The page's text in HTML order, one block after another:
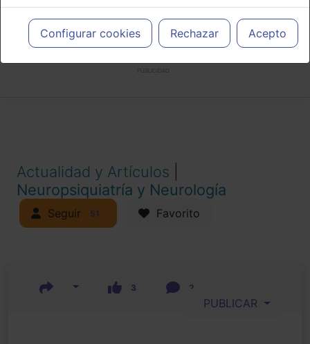
meramente informativo, siendo responsabilidad de los
profesionales facultados prescribir medicamentos y decidir, en
cada caso concreto, el tratamiento más adecuado a las
necesidades del paciente.
Configurar cookies Rechazar Acepto
Actualidad y Artículos
Neuropsiquiatría y Neurología
Seguir 51 Favorito
3 2
PUBLICAR